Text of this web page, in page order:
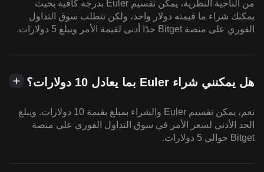
من الناحية النظرية، يمكن تقسيم Euler بدرجة كافية بحيث
يمكنك شراء ما قيمته دولار واحد، ولكن تتطلب سوق التداول
الفوري على منصة Bitget حدًا أدنى لقيمة الأمر ويبلغ 5 دولارات.
هل يمكنني شراء Euler بما يعادل 10 دولارات؟
نعم، يمكن تقسيم Euler والشراء بمبلغ بقيمة 10 دولارات. ويبلغ
الحد الأدنى لسعر الأمر في سوق التداول الفوري على منصة
Bitget حوالي 5 دولارات.